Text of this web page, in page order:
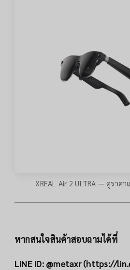
XREAL Air 2 ULTRA — ดูราค
หากสนใจสินค้าสอบถามได้ที่
LINE ID: @metaxr (https://